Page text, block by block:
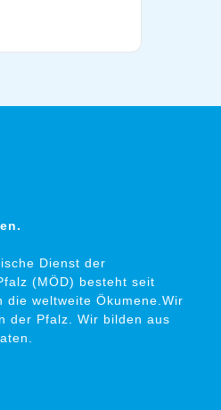
Dienst der
(MÖD) besteht seit
die weltweite Ökumene.Wir
der Pfalz. Wir bilden aus